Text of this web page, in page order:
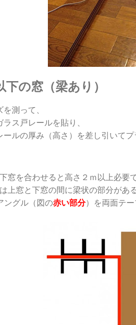
の窓（梁あり）
測って、
ラス戸レールを貼り、
ールの厚み（高さ）を差し引いてプ
窓を合わせると高さ２ｍ以上必要
上窓と下窓の間に梁状の部分が
ングル（図の赤い部分）を両面テ